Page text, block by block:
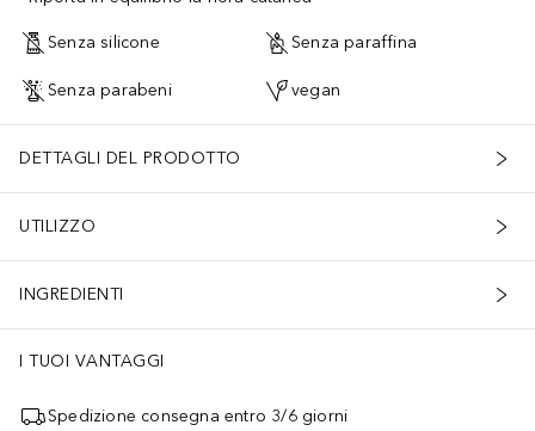
Senza silicone Senza paraffina
Senza parabeni vegan
DETTAGLI DEL PRODOTTO
UTILIZZO
INGREDIENTI
I TUOI VANTAGGI
Spedizione consegna entro 3/6 giorni